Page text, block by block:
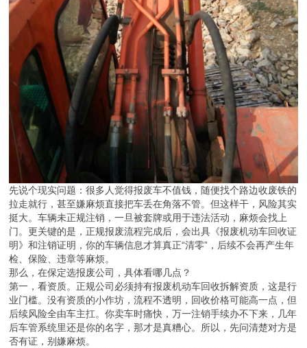
先说个现实问题：很多人觉得报废车不值钱，随便找个路边收废铁的
拉走就行，甚至嫌麻烦直接把车丢在角落不管。但这样干，风险其实
挺大。车辆未正规注销，一旦被套牌或用于违法活动，麻烦会找上
门。更关键的是，正规报废流程完成后，会出具《报废机动车回收证
明》和注销证明，你的车辆信息才算真正“清零”，后续不会再产生年
检、保险、违章等麻烦。
那么，在保定选报废公司，具体看哪几点？
第一，看资质。正规公司必须持有报废机动车回收拆解资质，这是行
业门槛。没有资质的小作坊，流程不透明，回收价格可能高一点，但
后续风险全由车主扛。你卖车时痛快，万一注销手续办不下来，几年
后车管系统里还是你的名字，那才是真糟心。所以，先问清楚对方是
否有证，别嫌麻烦。